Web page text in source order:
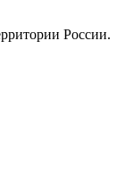
России.